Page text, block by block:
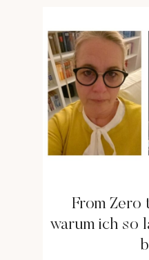
From Zero
warum ich so